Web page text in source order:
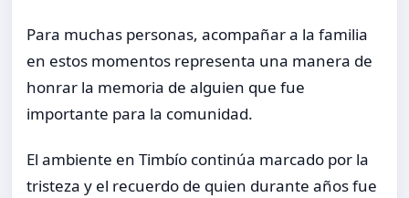
Para muchas personas, acompañar a la familia
en estos momentos representa una manera de
honrar la memoria de alguien que fue
importante para la comunidad.
El ambiente en Timbío continúa marcado por la
tristeza y el recuerdo de quien durante años fue